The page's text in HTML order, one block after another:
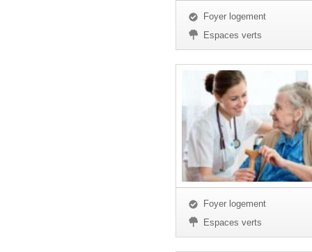
Foyer logement
Espaces verts
Foyer logement
Espaces verts